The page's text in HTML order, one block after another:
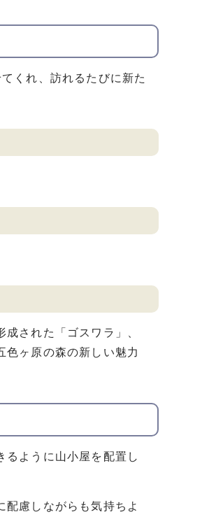
くれ、訪れるたびに新た
された「ゴスワラ」、
色ヶ原の森の新しい魅力
ように山小屋を配置し
慮しながらも気持ちよ